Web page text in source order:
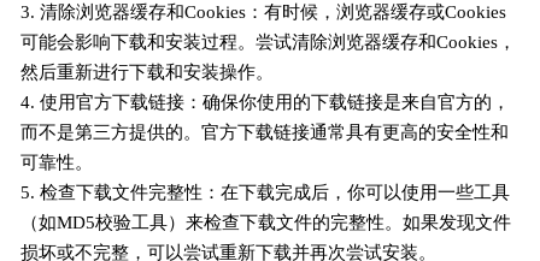
3. 清除浏览器缓存和Cookies：有时候，浏览器缓存或Cookies
可能会影响下载和安装过程。尝试清除浏览器缓存和Cookies，
然后重新进行下载和安装操作。
4. 使用官方下载链接：确保你使用的下载链接是来自官方的，
而不是第三方提供的。官方下载链接通常具有更高的安全性和
可靠性。
5. 检查下载文件完整性：在下载完成后，你可以使用一些工具
（如MD5校验工具）来检查下载文件的完整性。如果发现文件
损坏或不完整，可以尝试重新下载并再次尝试安装。